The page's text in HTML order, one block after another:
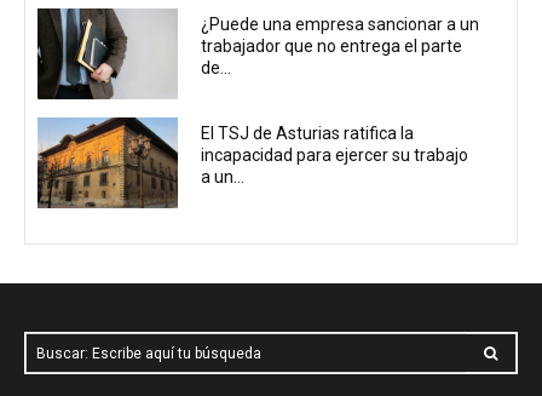
¿Puede una empresa sancionar a un
trabajador que no entrega el parte
de...
El TSJ de Asturias ratifica la
incapacidad para ejercer su trabajo
a un...
Buscar: Escribe aquí tu búsqueda